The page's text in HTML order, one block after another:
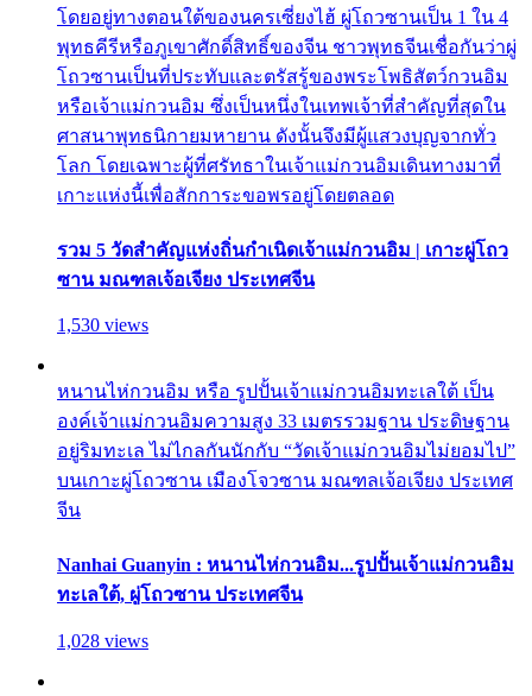
โดยอยู่ทางตอนใต้ของนครเซี่ยงไฮ้ ผู่โถวซานเป็น 1 ใน 4
พุทธคีรีหรือภูเขาศักดิ์สิทธิ์ของจีน ชาวพุทธจีนเชื่อกันว่าผู่
โถวซานเป็นที่ประทับและตรัสรู้ของพระโพธิสัตว์กวนอิม
หรือเจ้าแม่กวนอิม ซึ่งเป็นหนึ่งในเทพเจ้าที่สำคัญที่สุดใน
ศาสนาพุทธนิกายมหายาน ดังนั้นจึงมีผู้แสวงบุญจากทั่ว
โลก โดยเฉพาะผู้ที่ศรัทธาในเจ้าแม่กวนอิมเดินทางมาที่
เกาะแห่งนี้เพื่อสักการะขอพรอยู่โดยตลอด
รวม 5 วัดสำคัญแห่งถิ่นกำเนิดเจ้าแม่กวนอิม | เกาะผู่โถว
ซาน มณฑลเจ้อเจียง ประเทศจีน
1,530 views
หนานไห่กวนอิม หรือ รูปปั้นเจ้าแม่กวนอิมทะเลใต้ เป็น
องค์เจ้าแม่กวนอิมความสูง 33 เมตรรวมฐาน ประดิษฐาน
อยู่ริมทะเล ไม่ไกลกันนักกับ “วัดเจ้าแม่กวนอิมไม่ยอมไป”
บนเกาะผู่โถวซาน เมืองโจวซาน มณฑลเจ้อเจียง ประเทศ
จีน
Nanhai Guanyin : หนานไห่กวนอิม...รูปปั้นเจ้าแม่กวนอิม
ทะเลใต้, ผู่โถวซาน ประเทศจีน
1,028 views